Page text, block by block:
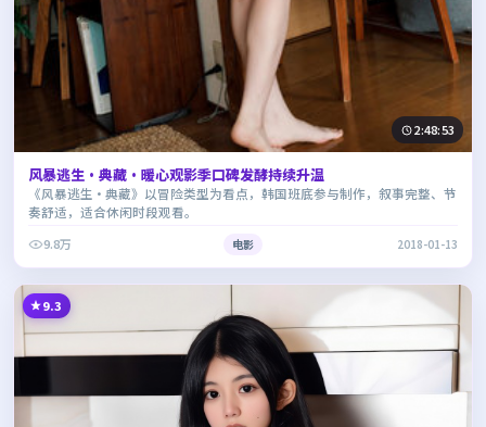
2:48:53
风暴逃生·典藏·暖心观影季口碑发酵持续升温
《风暴逃生·典藏》以冒险类型为看点，韩国班底参与制作，叙事完整、节
奏舒适，适合休闲时段观看。
9.8万
电影 2018-01-13
9.3